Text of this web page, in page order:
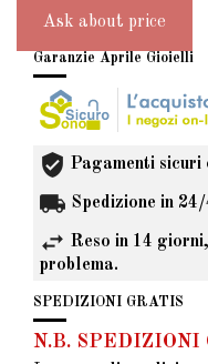
Ask about price
Garanzie Aprile Gioielli
Pagamenti
Spedizione in
Reso in 14
problema.
SPEDIZIONI GRATIS
N.B. SPEDIZIONI